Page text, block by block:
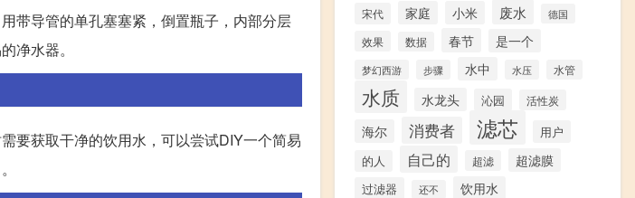
带导管的单孔塞塞紧，倒置瓶子，内部分层
净水器。
要获取干净的饮用水，可以尝试DIY一个简易
宋代 家庭 小米 废水 德国
效果 数据 春节 是一个
梦幻西游 步骤 水中 水压 水管
水质 水龙头 沁园 活性炭
海尔 消费者 滤芯 用户
的人 自己的 超滤 超滤膜
过滤器 还不 饮用水